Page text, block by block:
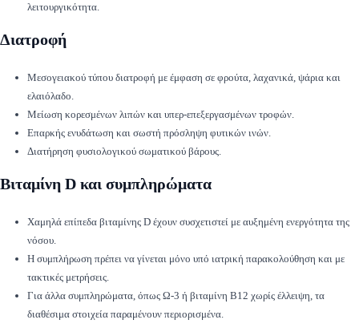
λειτουργικότητα.
Διατροφή
Μεσογειακού τύπου διατροφή με έμφαση σε φρούτα, λαχανικά, ψάρια και
ελαιόλαδο.
Μείωση κορεσμένων λιπών και υπερ-επεξεργασμένων τροφών.
Επαρκής ενυδάτωση και σωστή πρόσληψη φυτικών ινών.
Διατήρηση φυσιολογικού σωματικού βάρους.
Βιταμίνη D και συμπληρώματα
Χαμηλά επίπεδα βιταμίνης D έχουν συσχετιστεί με αυξημένη ενεργότητα της
νόσου.
Η συμπλήρωση πρέπει να γίνεται μόνο υπό ιατρική παρακολούθηση και με
τακτικές μετρήσεις.
Για άλλα συμπληρώματα, όπως Ω-3 ή βιταμίνη Β12 χωρίς έλλειψη, τα
διαθέσιμα στοιχεία παραμένουν περιορισμένα.